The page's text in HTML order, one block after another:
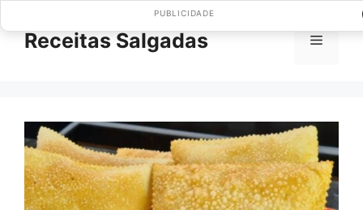
paraReceitas Salgadas Menu
PUBLICIDADE